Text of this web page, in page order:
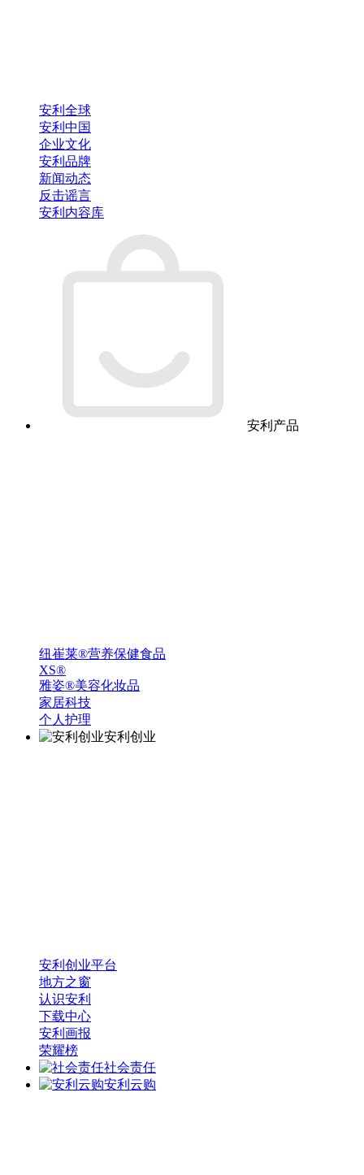
安利全球
安利中国
企业文化
安利品牌
新闻动态
反击谣言
安利内容库
安利产品
纽崔莱®营养保健食品
XS®
雅姿®美容化妆品
家居科技
个人护理
安利创业
安利创业平台
地方之窗
认识安利
下载中心
安利画报
荣耀榜
社会责任
安利云购